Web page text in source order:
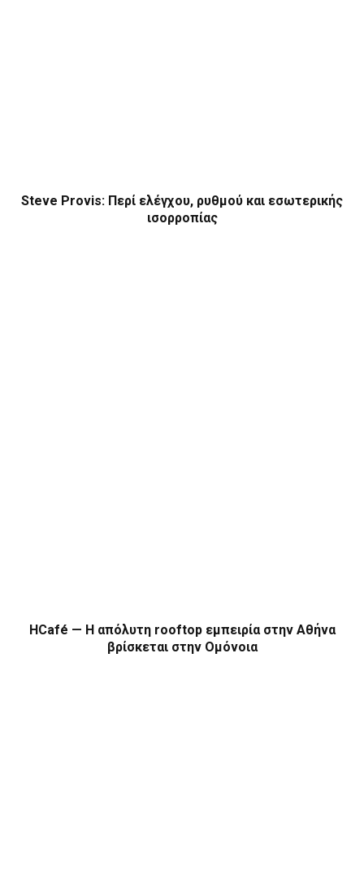
Steve Provis: Περί ελέγχου, ρυθμού και εσωτερικής
ισορροπίας
HCafé — Η απόλυτη rooftop εμπειρία στην Αθήνα
βρίσκεται στην Ομόνοια